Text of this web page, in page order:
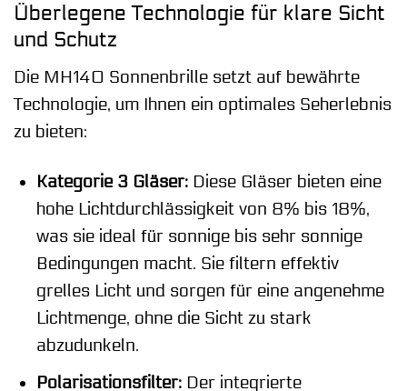
Überlegene Technologie für klare Sicht
und Schutz
Die MH140 Sonnenbrille setzt auf bewährte
Technologie, um Ihnen ein optimales Seherlebnis
zu bieten:
Kategorie 3 Gläser:Diese Gläser bieten eine
hohe Lichtdurchlässigkeit von 8% bis 18%,
was sie ideal für sonnige bis sehr sonnige
Bedingungen macht. Sie filtern effektiv
grelles Licht und sorgen für eine angenehme
Lichtmenge, ohne die Sicht zu stark
abzudunkeln.
Polarisationsfilter:Der integrierte